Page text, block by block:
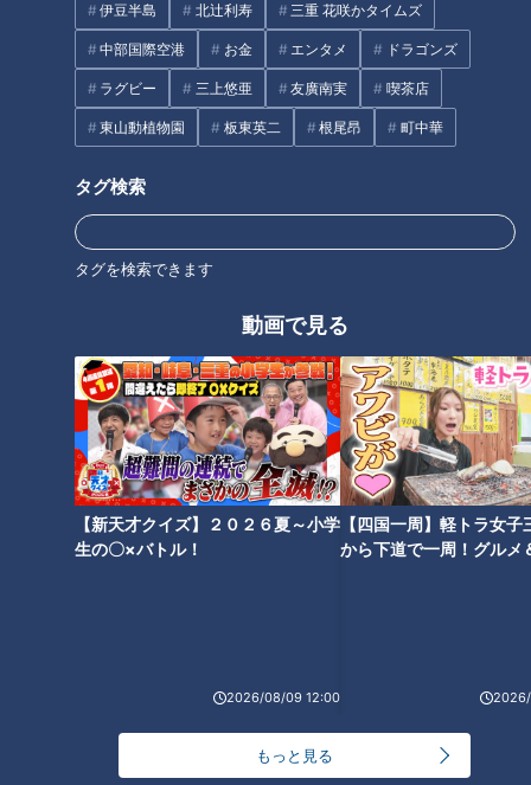
伊豆半島 北辻利寿 三重 花咲かタイムズ
中部国際空港 お金 エンタメ ドラゴンズ
ラグビー 三上悠亜 友廣南実 喫茶店
東山動植物園 板東英二 根尾昂 町中華
タグ検索
タグを検索できます
動画で見る
【新天才クイズ】２０２６夏～小学
生の〇×バトル！
2026/08/09 12:00
【四国一周】軽トラ女子
から下道で一周！グルメ
もっと見る
（スジナシ）
なる?【若手 D 企画】
【仕事の日】柳沢アナが自撮り
でお仕事の1日に密着！チャン
ト！、ナレ撮り、YouTube…地
方局アナウンサーのルーティン
デララバ生放送２時間SP】
【ええやん】ザコシ乱入が地上
波に大進出！【OPトーク】
Inuyama 975 cafe【8月10日放
送】
タグ
エンタメ 山内彩加 若手D企画